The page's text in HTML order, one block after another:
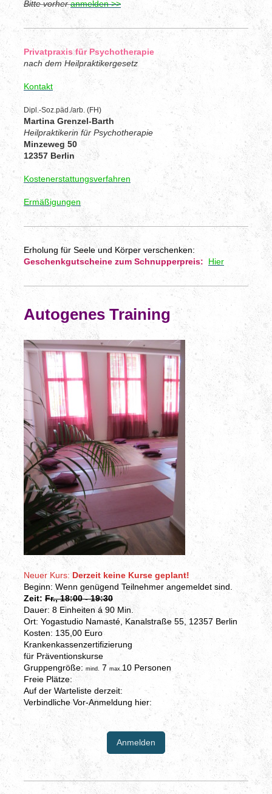
Bitte vorheranmelden >>
Privatpraxis für Psychotherapie
nach dem Heilpraktikergesetz
Kontakt
Dipl.-Soz.päd./arb. (FH)
Martina Grenzel-Barth
Heilpraktikerin für Psychotherapie
Minzeweg 50
12357 Berlin
Kostenerstattungsverfahren
Ermäßigungen
Erholung für Seele und Körper verschenken:
Geschenkgutscheine zum Schnupperpreis:
Hier
Autogenes Training
Neuer Kurs: Derzeit keine Kurse geplant!
Beginn: Wenn genügend Teilnehmer angemeldet sind.
Zeit: Fr., 18:00 - 19:30
Dauer: 8 Einheiten á 90 Min.
Ort: Yogastudio Namasté, Kanalstraße 55, 12357 Berlin
Kosten: 135,00 Euro
Krankenkassenzertifizierung
für Präventionskurse
Gruppengröße: mind. 7 max. 10 Personen
Freie Plätze:
Auf der Warteliste derzeit:
Verbindliche Vor-Anmeldung hier:
Anmelden